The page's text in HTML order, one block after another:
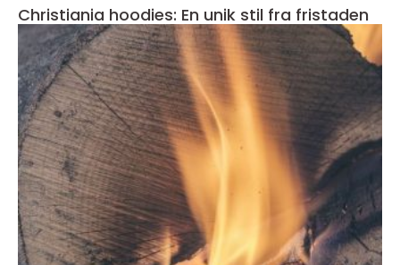
Christiania hoodies: En unik stil fra fristaden